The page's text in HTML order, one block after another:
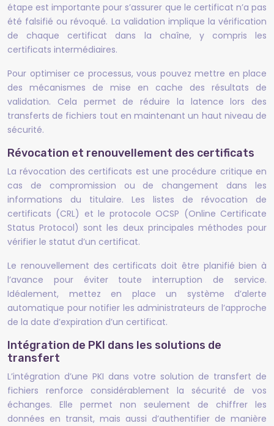
étape est importante pour s’assurer que le certificat n’a pas
été falsifié ou révoqué. La validation implique la vérification
de chaque certificat dans la chaîne, y compris les
certificats intermédiaires.
Pour optimiser ce processus, vous pouvez mettre en place
des mécanismes de mise en cache des résultats de
validation. Cela permet de réduire la latence lors des
transferts de fichiers tout en maintenant un haut niveau de
sécurité.
Révocation et renouvellement des certificats
La révocation des certificats est une procédure critique en
cas de compromission ou de changement dans les
informations du titulaire. Les listes de révocation de
certificats (CRL) et le protocole OCSP (Online Certificate
Status Protocol) sont les deux principales méthodes pour
vérifier le statut d’un certificat.
Le renouvellement des certificats doit être planifié bien à
l’avance pour éviter toute interruption de service.
Idéalement, mettez en place un système d’alerte
automatique pour notifier les administrateurs de l’approche
de la date d’expiration d’un certificat.
Intégration de PKI dans les solutions de
transfert
L’intégration d’une PKI dans votre solution de transfert de
fichiers renforce considérablement la sécurité de vos
échanges. Elle permet non seulement de chiffrer les
données en transit, mais aussi d’authentifier de manière